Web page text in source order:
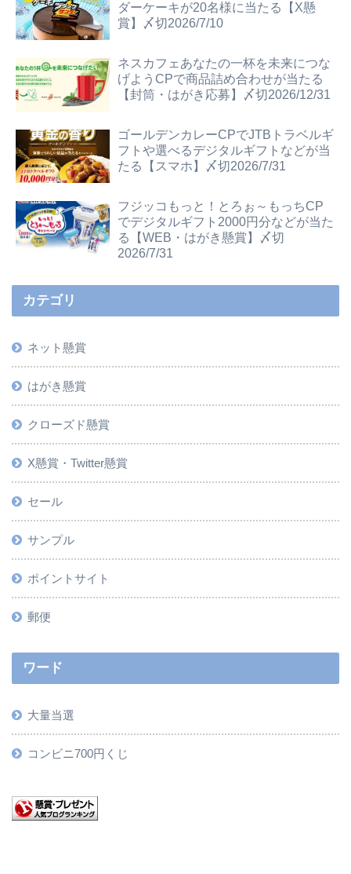
ダーケーキが20名様に当たる【X懸
賞】〆切2026/7/10
ネスカフェあなたの一杯を未来につな
げようCPで商品詰め合わせが当たる
【封筒・はがき応募】〆切2026/12/31
ゴールデンカレーCPでJTBトラベルギ
フトや選べるデジタルギフトなどが当
たる【スマホ】〆切2026/7/31
フジッコもっと！とろぉ～もっちCP
でデジタルギフト2000円分などが当た
る【WEB・はがき懸賞】〆切
2026/7/31
カテゴリ
ネット懸賞
はがき懸賞
クローズド懸賞
X懸賞・Twitter懸賞
セール
サンプル
ポイントサイト
郵便
ワード
大量当選
コンビニ700円くじ